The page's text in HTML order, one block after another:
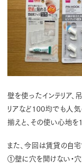
壁を使ったインテリア、
リアなど100均でも人
揃えと、その使い心地を
また、今回は賃貸の自
①壁に穴を開けない・